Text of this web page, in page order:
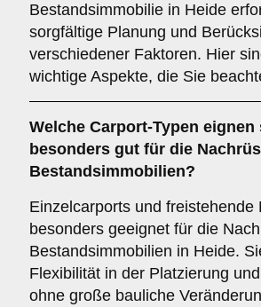
Bestandsimmobilie in Heide
sorgfältige Planung und
verschiedener Faktoren. Hier
wichtige Aspekte, die Sie
Welche Carport-Typen eignen
besonders gut für die
Bestandsimmobilien?
Einzelcarports und freistehende
besonders geeignet für die
Bestandsimmobilien in Heide.
Flexibilität in der Platzierung
ohne große bauliche